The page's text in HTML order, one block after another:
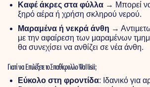
Καφέ άκρες στα φύλλα→ Μπορεί να
ξηρό αέρα ή χρήση σκληρού νερού.
Μαραμένα ή νεκρά άνθη →
με την αφαίρεση των μαραμένων
θα συνεχίσει να ανθίζει σε νέα άνθη.
Γιατί να Επιλέξετε το Σπαθίφυλλο Wallisii;
Εύκολο στη φροντίδα: Ιδανικό για